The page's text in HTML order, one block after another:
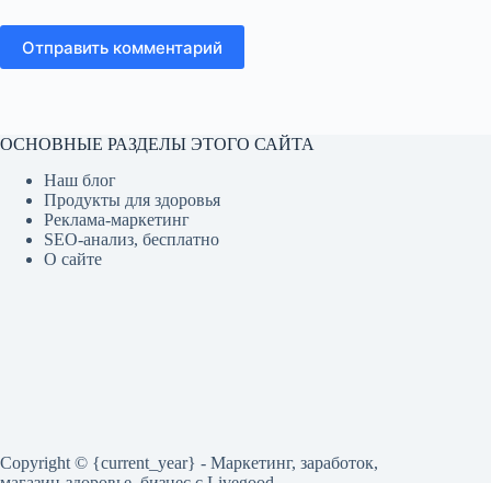
Отправить комментарий
ОСНОВНЫЕ РАЗДЕЛЫ ЭТОГО САЙТА
Наш блог
Продукты для здоровья
Реклама-маркетинг
SEO-анализ, бесплатно
О сайте
Copyright © {current_year} - Маркетинг, заработок,